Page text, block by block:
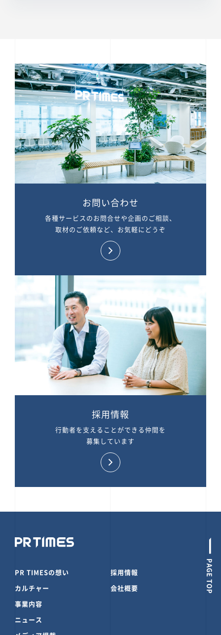
お問い合わせ
各種サービスのお問合せや企画のご相談、
取材のご依頼など、お気軽にどうぞ
採用情報
行動者を支えることができる仲間を
募集しています
PAGE TOP
PR TIMESの想い
カルチャー
事業内容
ニュース
採用情報
会社概要